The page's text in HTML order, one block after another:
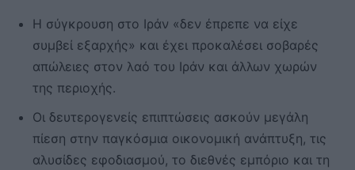
Η σύγκρουση στο Ιράν «δεν έπρεπε να είχε
συμβεί εξαρχής» και έχει προκαλέσει σοβαρές
απώλειες στον λαό του Ιράν και άλλων χωρών
της περιοχής.
Οι δευτερογενείς επιπτώσεις ασκούν μεγάλη
πίεση στην παγκόσμια οικονομική ανάπτυξη, τις
αλυσίδες εφοδιασμού, το διεθνές εμπόριο και τη